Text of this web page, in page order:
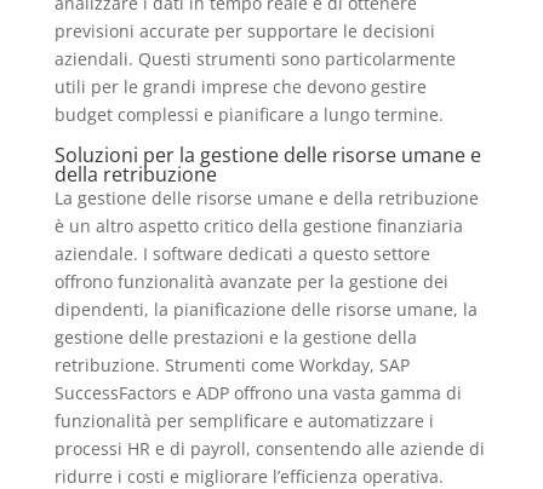
previsioni accurate per supportare le decisioni
aziendali. Questi strumenti sono particolarmente
utili per le grandi imprese che devono gestire
budget complessi e pianificare a lungo termine.
Soluzioni per la gestione delle risorse umane e
della retribuzione
La gestione delle risorse umane e della retribuzione
è un altro aspetto critico della gestione finanziaria
aziendale. I software dedicati a questo settore
offrono funzionalità avanzate per la gestione dei
dipendenti, la pianificazione delle risorse umane, la
gestione delle prestazioni e la gestione della
retribuzione. Strumenti come Workday, SAP
SuccessFactors e ADP offrono una vasta gamma di
funzionalità per semplificare e automatizzare i
processi HR e di payroll, consentendo alle aziende di
ridurre i costi e migliorare l’efficienza operativa.